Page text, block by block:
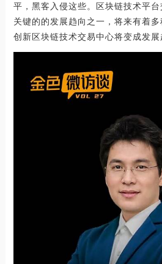
平，黑客入侵这些。区块链技术平
关键的的发展趋向之一，将来有着
创新区块链技术交易中心将变成发